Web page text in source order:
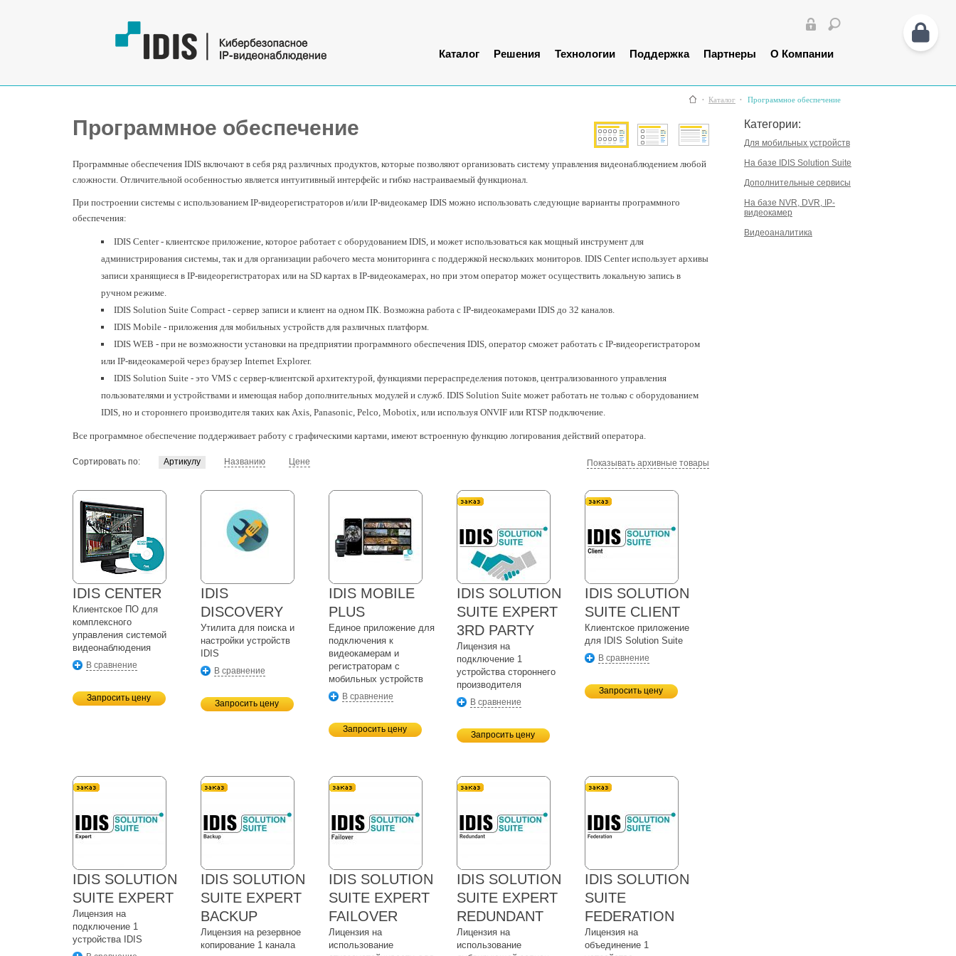
Каталог Решения Технологии Поддержка Партнеры О Компании
Каталог Программное обеспечение
Категории:
Для мобильных устройств
На базе IDIS Solution Suite
Дополнительные сервисы
На базе NVR, DVR, IP-
видеокамер
Видеоаналитика
Программное обеспечение
Программные обеспечения IDIS включают в себя ряд различных продуктов, которые позволяют организовать систему управления видеонаблюдением любой
сложности. Отличительной особенностью является интуитивный интерфейс и гибко настраиваемый функционал.
При построении системы с использованием IP-видеорегистраторов и/или IP-видеокамер IDIS можно использовать следующие варианты программного
обеспечения:
IDIS Center - клиентское приложение, которое работает с оборудованием IDIS, и может использоваться как мощный инструмент для
администрирования системы, так и для организации рабочего места мониторинга с поддержкой нескольких мониторов. IDIS Center использует архивы
записи хранящиеся в IP-видеорегистраторах или на SD картах в IP-видеокамерах, но при этом оператор может осуществить локальную запись в
ручном режиме.
IDIS Solution Suite Compact - сервер записи и клиент на одном ПК. Возможна работа с IP-видеокамерами IDIS до 32 каналов.
IDIS Mobile - приложения для мобильных устройств для различных платформ.
IDIS WEB - при не возможности установки на предприятии программного обеспечения IDIS, оператор сможет работать с IP-видеорегистратором
или IP-видеокамерой через браузер Internet Explorer.
IDIS Solution Suite - это VMS с сервер-клиентской архитектурой, функциями перераспределения потоков, централизованного управления
пользователями и устройствами и имеющая набор дополнительных модулей и служб. IDIS Solution Suite может работать не только с оборудованием
IDIS, но и стороннего производителя таких как Axis, Panasonic, Pelco, Mobotix, или используя ONVIF или RTSP подключение.
Все программное обеспечение поддерживает работу с графическими картами, имеют встроенную функцию логирования действий оператора.
Показывать архивные товары
Сортировать по: Артикулу Названию Цене
IDIS CENTER
Клиентское ПО для
комплексного
управления системой
видеонаблюдения
В сравнение
Запросить цену
IDIS
DISCOVERY
Утилита для поиска и
настройки устройств
IDIS
В сравнение
Запросить цену
IDIS MOBILE
PLUS
Единое приложение для
подключения к
видеокамерам и
регистраторам с
мобильных устройств
В сравнение
Запросить цену
IDIS SOLUTION
SUITE EXPERT
3RD PARTY
Лицензия на
подключение 1
устройства стороннего
производителя
В сравнение
Запросить цену
IDIS SOLUTION
SUITE CLIENT
Клиентское приложение
для IDIS Solution Suite
В сравнение
Запросить цену
IDIS SOLUTION
SUITE EXPERT
Лицензия на
подключение 1
устройства IDIS
IDIS SOLUTION
SUITE EXPERT
BACKUP
Лицензия на резервное
копирование 1 канала
IDIS SOLUTION
SUITE EXPERT
FAILOVER
Лицензия на
использование
IDIS SOLUTION
SUITE EXPERT
REDUNDANT
Лицензия на
использование
IDIS SOLUTION
SUITE
FEDERATION
Лицензия на
объединение 1